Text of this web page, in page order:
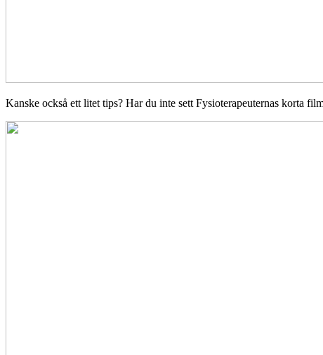
Kanske också ett litet tips? Har du inte sett Fysioterapeuternas korta